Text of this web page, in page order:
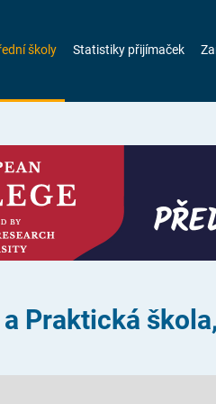
školy Statistiky přijímaček
Praktická